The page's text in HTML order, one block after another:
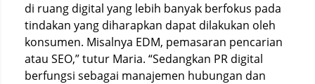
di ruang digital yang lebih banyak berfokus pada
tindakan yang diharapkan dapat dilakukan oleh
konsumen. Misalnya EDM, pemasaran pencarian
atau SEO,” tutur Maria. “Sedangkan PR digital
berfungsi sebagai manajemen hubungan dan